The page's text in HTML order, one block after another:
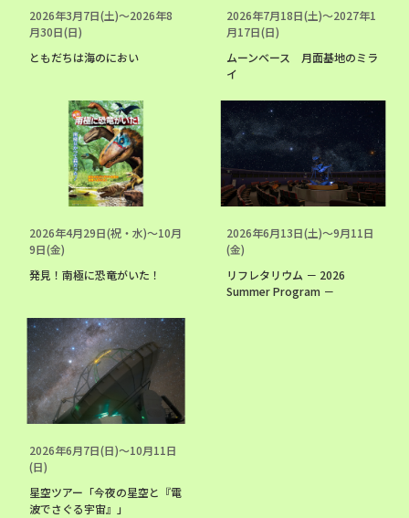
2026年3月7日(土)〜2026年8
月30日(日)
ともだちは海のにおい
2026年7月18日(土)〜2027年1
月17日(日)
ムーンベース 月面基地のミラ
イ
2026年4月29日(祝・水)〜10月
9日(金)
発見！南極に恐竜がいた！
2026年6月13日(土)〜9月11日
(金)
リフレタリウム － 2026
Summer Program －
2026年6月7日(日)〜10月11日
(日)
星空ツアー「今夜の星空と『電
波でさぐる宇宙』」